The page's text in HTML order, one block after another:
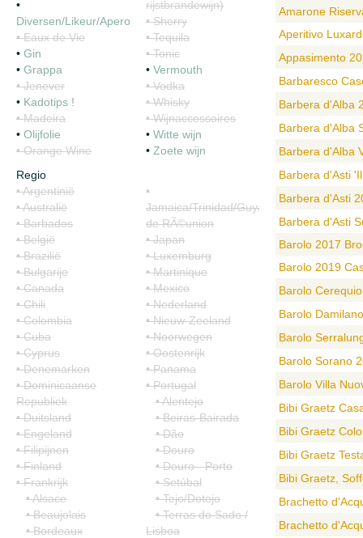
•
Diversen/Likeur/Apero/Siropen
• Eaux de Vie
• Gin
• Grappa
• Jenever
• Kadotips !
• Madeira
• Olijfolie
• Orange Wine
rijstbrandewijn)
• Sherry
• Tequila
• Tonic
• Vermouth
• Vodka
• Whisky
• Wijnaccessoires
• Witte wijn
• Zoete wijn
Regio
• Argentinië
• Australië
• Barbados
• België
• Brazilië
• Bulgarije
• Canada
• Chili
• Colombia
• Cuba
• Cyprus
• Denemarken
• Dominicaanse
Republiek
• Duitsland
• Engeland
• Filipijnen
• Finland
• Frankrijk
• Alsace
• Beaujolais
• Bordeaux
•
Jamaica/Trinidad/Guyana/Ile
de RÃ©union
• Japan
• Luxemburg
• Martinique
• Mexico
• Nederland
• Nieuw-Zeeland
• Noorwegen
• Oostenrijk
• Panama
• Portugal
• Alentejo
• Beiras-Bairada
• Dão
• Douro
• Douro - Porto
• Setúbal
• Tejo/Dotejo
• Terras do Sado /
Lisboa
Amarone
Aperitivo
Appasimento
Barbaresco
Barbera d'Alba
Barbera d'Alba
Barbera d'Alba
Barbera d'Asti
Barbera d'Asti
Barbera d'Asti
Barolo 2017
Barolo 2019
Barolo
Barolo
Barolo
Barolo Sorano
Barolo Villa
Bibi Graetz
Bibi Graetz
Bibi Graetz
Bibi Graetz,
Brachetto
Brachetto